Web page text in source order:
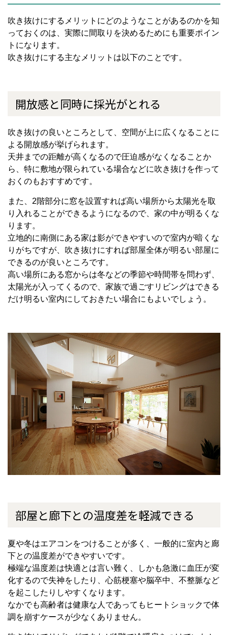
吹き抜けにするメリットにどのようなことがあるのかを知
っておくのは、実際に間取りを決めるためにも重要ポイン
トになります。
吹き抜けにする主なメリットは以下のことです。
開放感と同時に採光がとれる
吹き抜けの良いところとして、空間が上に広くなることに
よる開放感が挙げられます。
天井までの距離が高くなるので圧迫感がなくなることか
ら、特に敷地が限られている場合などに吹き抜けを作って
おくのもおすすめです。
また、 2階部分に窓を設置すれば高い場所から太陽光を取
り入れることができるようになるので、家の中が明るくな
ります。
立地的に南側にある家は影ができやすいので室内が暗くな
りがちですが、吹き抜けにすれば部屋全体が明るい部屋に
できるのが良いところです。
高い場所にある窓からは冬などの季節や時間帯を問わず、
太陽光が入ってくるので、家族で過ごすリビングはできる
だけ明るい室内にしておきたい場合にもよいでしょう。
部屋と廊下との温度差を軽減できる
夏や冬はエアコンをつけることが多く、一般的に室内と廊
下との温度差ができやすいです。
極端な温度差は快適とは言い難く、しかも急激に血圧が変
化するので失神をしたり、心筋梗塞や脳卒中、不整脈など
を起こしたりしやすくなります。
なかでも高齢者は健康な人であってもヒートショックで体
調を崩すケースが少なくありません。